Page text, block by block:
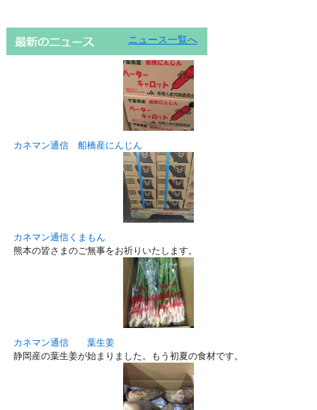
ニュース一覧へ
カネマン通信 船橋産にんじん
カネマン通信くまもん
熊本の皆さまのご無事をお祈りいたします。
カネマン通信 葉生姜
静岡産の葉生姜が始まりました。もう初夏の食材です。